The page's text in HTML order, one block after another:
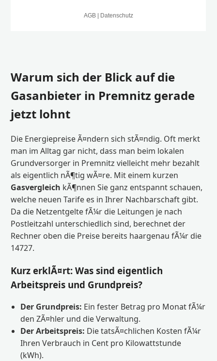
Warum sich der Blick auf die
Gasanbieter in Premnitz gerade
jetzt lohnt
Die Energiepreise Ã¤ndern sich stÃ¤ndig. Oft merkt
man im Alltag gar nicht, dass man beim lokalen
Grundversorger in Premnitz vielleicht mehr bezahlt
als eigentlich nÃ¶tig wÃ¤re. Mit einem kurzen
Gasvergleich kÃ¶nnen Sie ganz entspannt schauen,
welche neuen Tarife es in Ihrer Nachbarschaft gibt.
Da die Netzentgelte fÃ¼r die Leitungen je nach
Postleitzahl unterschiedlich sind, berechnet der
Rechner oben die Preise bereits haargenau fÃ¼r die
14727.
Kurz erklÃ¤rt: Was sind eigentlich
Arbeitspreis und Grundpreis?
Der Grundpreis: Ein fester Betrag pro Monat fÃ¼r
den ZÃ¤hler und die Verwaltung.
Der Arbeitspreis: Die tatsÃ¤chlichen Kosten fÃ¼r
Ihren Verbrauch in Cent pro Kilowattstunde
(kWh).